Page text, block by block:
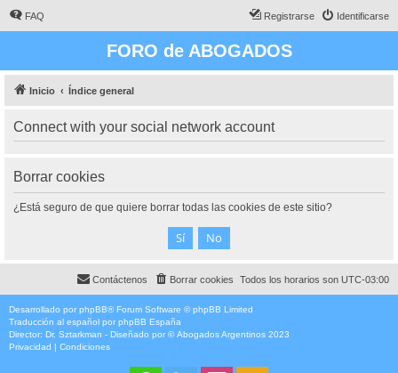
FAQ Identificarse
Registrarse
FORO de ABOGADOS
Inicio Índice general
Connect with your social network account
Borrar cookies
¿Está seguro de que quiere borrar todas las cookies de este sitio?
Todos los horarios son UTC-03:00
Borrar cookies
Contáctenos
Desarrollado por phpBB® Forum Software © phpBB Limited
Traducción al español por phpBB España
Director: Dr. Sztarkman - Diseñado por ©Abogados Argentinos 2023
Privacidad | Condiciones